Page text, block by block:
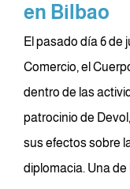
en Bilbao
El pasado día 6 de
Comercio, el
dentro de las
patrocinio de
sus efectos sobre
diplomacia. Una